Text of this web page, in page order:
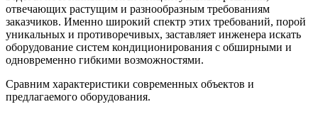
отвечающих растущим и разнообразным требованиям
заказчиков. Именно широкий спектр этих требований, порой
уникальных и противоречивых, заставляет инженера искать
оборудование систем кондиционирования с обширными и
одновременно гибкими возможностями.
Сравним характеристики современных объектов и
предлагаемого оборудования.